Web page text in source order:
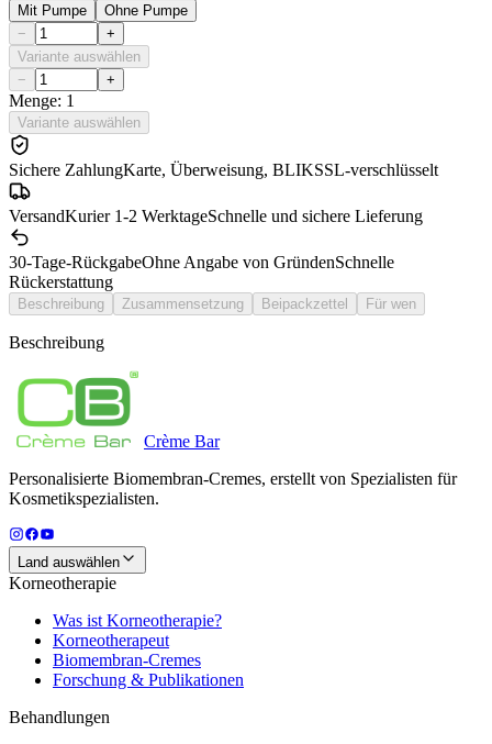
Mit Pumpe
Ohne Pumpe
−
+
Variante auswählen
−
+
Menge: 1
Variante auswählen
Sichere ZahlungKarte, Überweisung, BLIKSSL-verschlüsselt
VersandKurier 1-2 WerktageSchnelle und sichere Lieferung
30-Tage-RückgabeOhne Angabe von GründenSchnelle
Rückerstattung
Beschreibung Zusammensetzung Beipackzettel Für wen
Beschreibung
Crème Bar
Personalisierte Biomembran-Cremes, erstellt von Spezialisten für
Kosmetikspezialisten.
Land auswählen
Korneotherapie
Was ist Korneotherapie?
Korneotherapeut
Biomembran-Cremes
Forschung & Publikationen
Behandlungen